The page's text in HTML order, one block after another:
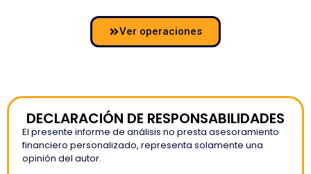
Ver operaciones
DECLARACIÓN DE RESPONSABILIDADES
El presente informe de análisis no presta asesoramiento
financiero personalizado, representa solamente una
opinión del autor.